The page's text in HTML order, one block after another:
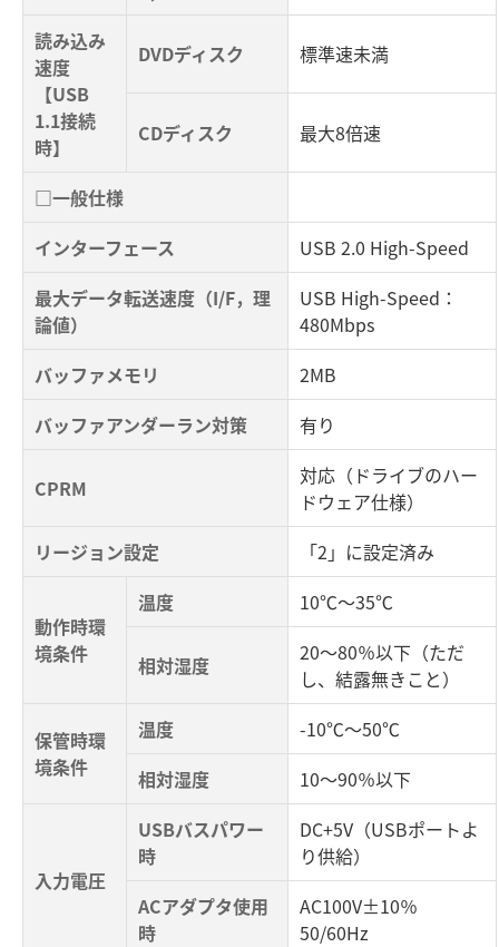
読み込み
速度
【USB
1.1接続
時】
DVDディスク 標準速未満
CDディスク 最大8倍速
□一般仕様
インターフェース
USB 2.0 High-Speed
最大データ転送速度（I/F，理
論値）
USB High-Speed：
480Mbps
バッファメモリ
2MB
バッファアンダーラン対策
有り
CPRM
対応（ドライブのハー
ドウェア仕様）
リージョン設定
「2」に設定済み
動作時環
境条件
温度 10℃～35℃
相対湿度
20～80％以下（ただ
し、結露無きこと）
保管時環
境条件
温度
-10℃～50℃
相対湿度
10～90％以下
入力電圧
USBバスパワー
時
DC+5V（USBポートよ
り供給）
ACアダプタ使用
時
AC100V±10％
50/60Hz